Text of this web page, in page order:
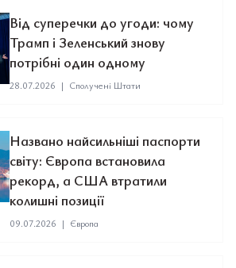
Від суперечки до угоди: чому
Трамп і Зеленський знову
потрібні один одному
28.07.2026 | Сполучені Штати
Названо найсильніші паспорти
світу: Європа встановила
рекорд, а США втратили
колишні позиції
09.07.2026 | Європа